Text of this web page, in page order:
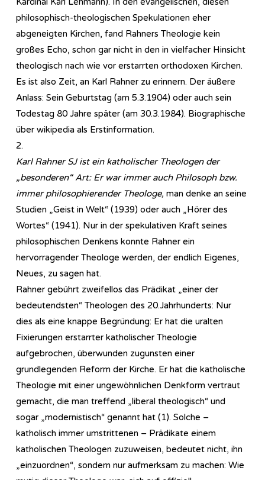
philosophisch-theologischen Spekulationen eher
abgeneigten Kirchen, fand Rahners Theologie kein
großes Echo, schon gar nicht in den in vielfacher Hinsicht
theologisch nach wie vor erstarrten orthodoxen Kirchen.
Es ist also Zeit, an Karl Rahner zu erinnern. Der äußere
Anlass: Sein Geburtstag (am 5.3.1904) oder auch sein
Todestag 80 Jahre später (am 30.3.1984). Biographische
über wikipedia als Erstinformation.
2.
Karl Rahner SJ ist ein katholischer Theologen der
„besonderen“ Art: Er war immer auch Philosoph bzw.
immer philosophierender Theologe, man denke an seine
Studien „Geist in Welt“ (1939) oder auch „Hörer des
Wortes“ (1941). Nur in der spekulativen Kraft seines
philosophischen Denkens konnte Rahner ein
hervorragender Theologe werden, der endlich Eigenes,
Neues, zu sagen hat.
Rahner gebührt zweifellos das Prädikat „einer der
bedeutendsten“ Theologen des 20.Jahrhunderts: Nur
dies als eine knappe Begründung: Er hat die uralten
Fixierungen erstarrter katholischer Theologie
aufgebrochen, überwunden zugunsten einer
grundlegenden Reform der Kirche. Er hat die katholische
Theologie mit einer ungewöhnlichen Denkform vertraut
gemacht, die man treffend „liberal theologisch“ und
sogar „modernistisch“ genannt hat (1). Solche –
katholisch immer umstrittenen – Prädikate einem
katholischen Theologen zuzuweisen, bedeutet nicht, ihn
„einzuordnen“, sondern nur aufmerksam zu machen: Wie